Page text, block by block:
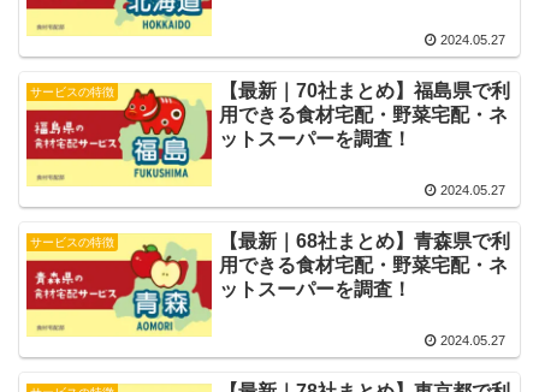
2024.05.27
サービスの特徴
【最新｜70社まとめ】福島県で利
用できる食材宅配・野菜宅配・ネ
ットスーパーを調査！
2024.05.27
サービスの特徴
【最新｜68社まとめ】青森県で利
用できる食材宅配・野菜宅配・ネ
ットスーパーを調査！
2024.05.27